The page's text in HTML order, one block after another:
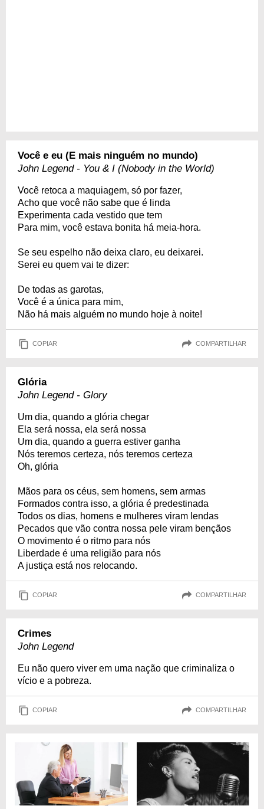
Você e eu (E mais ninguém no mundo)
John Legend - You & I (Nobody in the World)
Você retoca a maquiagem, só por fazer,
Acho que você não sabe que é linda
Experimenta cada vestido que tem
Para mim, você estava bonita há meia-hora.
Se seu espelho não deixa claro, eu deixarei.
Serei eu quem vai te dizer:
De todas as garotas,
Você é a única para mim,
Não há mais alguém no mundo hoje à noite!
COPIAR COMPARTILHAR
Glória
John Legend - Glory
Um dia, quando a glória chegar
Ela será nossa, ela será nossa
Um dia, quando a guerra estiver ganha
Nós teremos certeza, nós teremos certeza
Oh, glória
Mãos para os céus, sem homens, sem armas
Formados contra isso, a glória é predestinada
Todos os dias, homens e mulheres viram lendas
Pecados que vão contra nossa pele viram bençãos
O movimento é o ritmo para nós
Liberdade é uma religião para nós
A justiça está nos relocando.
COPIAR COMPARTILHAR
Crimes
John Legend
Eu não quero viver em uma nação que criminaliza o
vício e a pobreza.
COPIAR COMPARTILHAR